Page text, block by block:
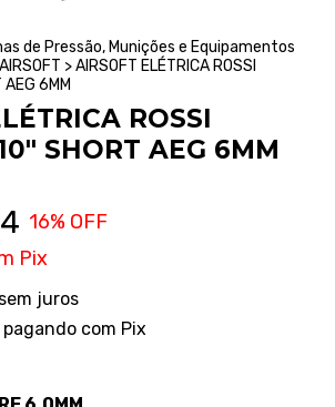
de Pressão, Munições e Equipamentos
>AIRSOFT ELÉTRICA ROSSI
AEG 6MM
ROSSI
SHORT AEG 6MM
16% OFF
Pix
sem juros
pagando com Pix